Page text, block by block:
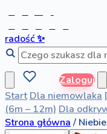
radość✨
Zaloguj
Start Dla niemowlaka
(6m – 12m) Dla
Strona główna /